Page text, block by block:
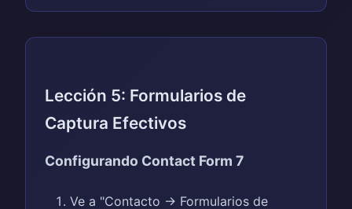
Lección 5: Formularios de
Captura Efectivos
Configurando Contact Form 7
Ve a "Contacto → Formularios de